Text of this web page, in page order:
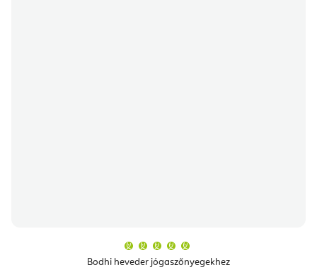
Bodhi heveder jógaszőnyegekhez
átlagos
értékelése